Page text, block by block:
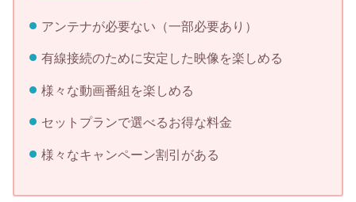
アンテナが必要ない（一部必要あり）
有線接続のために安定した映像を楽しめる
様々な動画番組を楽しめる
セットプランで選べるお得な料金
様々なキャンペーン割引がある